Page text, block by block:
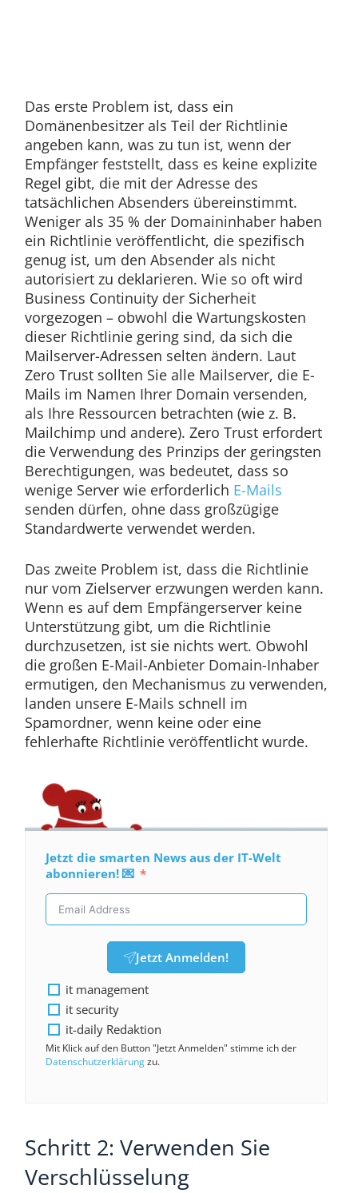
Das erste Problem ist, dass ein
Domänenbesitzer als Teil der Richtlinie
angeben kann, was zu tun ist, wenn der
Empfänger feststellt, dass es keine explizite
Regel gibt, die mit der Adresse des
tatsächlichen Absenders übereinstimmt.
Weniger als 35 % der Domaininhaber haben
ein Richtlinie veröffentlicht, die spezifisch
genug ist, um den Absender als nicht
autorisiert zu deklarieren. Wie so oft wird
Business Continuity der Sicherheit
vorgezogen – obwohl die Wartungskosten
dieser Richtlinie gering sind, da sich die
Mailserver-Adressen selten ändern. Laut
Zero Trust sollten Sie alle Mailserver, die E-
Mails im Namen Ihrer Domain versenden,
als Ihre Ressourcen betrachten (wie z. B.
Mailchimp und andere). Zero Trust erfordert
die Verwendung des Prinzips der geringsten
Berechtigungen, was bedeutet, dass so
wenige Server wie erforderlich E-Mails
senden dürfen, ohne dass großzügige
Standardwerte verwendet werden.
Das zweite Problem ist, dass die Richtlinie
nur vom Zielserver erzwungen werden kann.
Wenn es auf dem Empfängerserver keine
Unterstützung gibt, um die Richtlinie
durchzusetzen, ist sie nichts wert. Obwohl
die großen E-Mail-Anbieter Domain-Inhaber
ermutigen, den Mechanismus zu verwenden,
landen unsere E-Mails schnell im
Spamordner, wenn keine oder eine
fehlerhafte Richtlinie veröffentlicht wurde.
Jetzt die smarten News aus der IT-Welt
abonnieren! 💌
Jetzt Anmelden!
it management
it security
it-daily Redaktion
Mit Klick auf den Button "Jetzt Anmelden" stimme ich der
Datenschutzerklärungzu.
Schritt 2: Verwenden Sie
Verschlüsselung